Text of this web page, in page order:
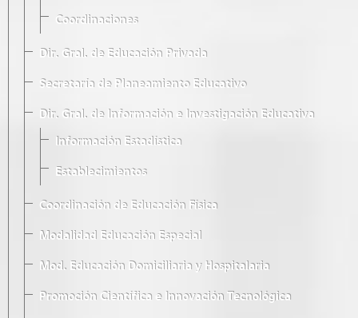
Coordinaciones
Dir. Gral. de Educación Privada
Secretaría de Planeamiento Educativo
Dir. Gral. de Información e Investigación Educativa
Información Estadística
Establecimientos
Coordinación de Educación Física
Modalidad Educación Especial
Mod. Educación Domiciliaria y Hospitalaria
Promoción Científica e Innovación Tecnológica